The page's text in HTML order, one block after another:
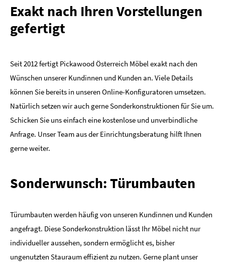
Exakt nach Ihren Vorstellungen
gefertigt
Seit 2012 fertigt Pickawood Österreich Möbel exakt nach den
Wünschen unserer Kundinnen und Kunden an. Viele Details
können Sie bereits in unseren Online-Konfiguratoren umsetzen.
Natürlich setzen wir auch gerne Sonderkonstruktionen für Sie um.
Schicken Sie uns einfach eine kostenlose und unverbindliche
Anfrage. Unser Team aus der Einrichtungsberatung hilft Ihnen
gerne weiter.
Sonderwunsch: Türumbauten
Türumbauten werden häufig von unseren Kundinnen und Kunden
angefragt. Diese Sonderkonstruktion lässt Ihr Möbel nicht nur
individueller aussehen, sondern ermöglicht es, bisher
ungenutzten Stauraum effizient zu nutzen. Gerne plant unser